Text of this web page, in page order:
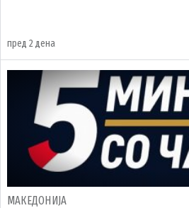
пред 2 дена
МАКЕДОНИЈА